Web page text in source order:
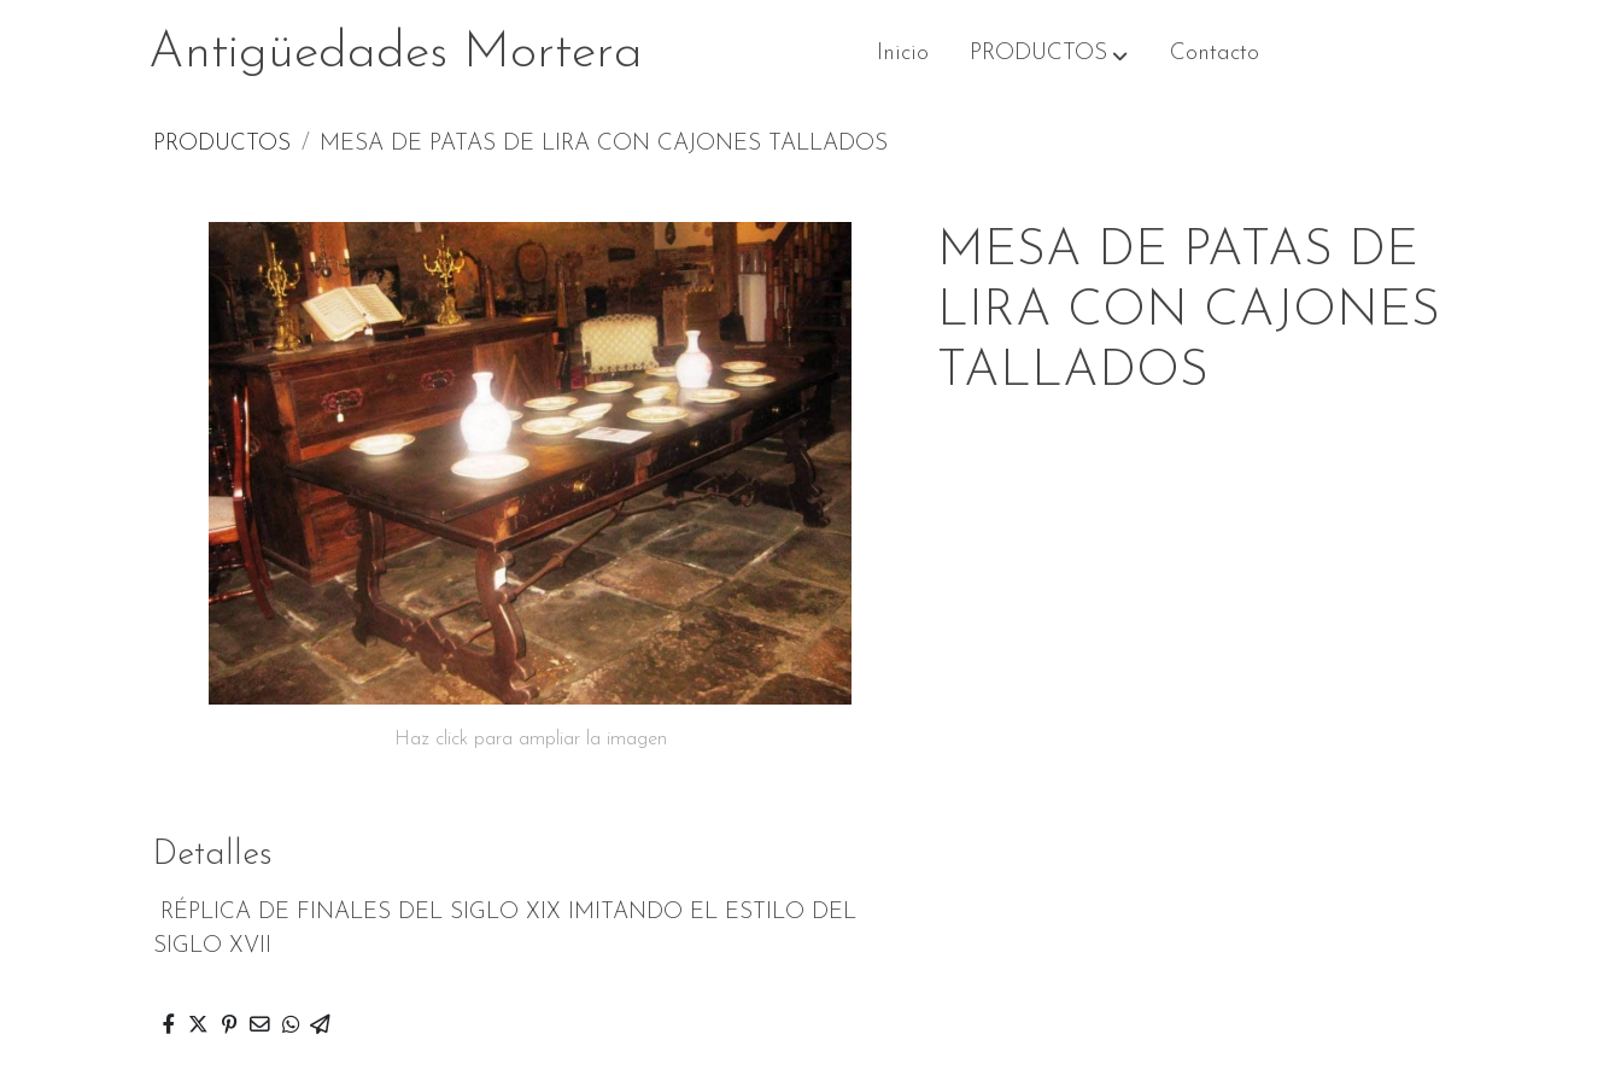
Antigüedades Mortera Inicio PRODUCTOS Contacto
PRODUCTOS MESA DE PATAS DE LIRA CON CAJONES TALLADOS
Haz click para ampliar la imagen
Detalles
RÉPLICA DE FINALES DEL SIGLO XIX IMITANDO EL ESTILO DEL
SIGLO XVII
MESA DE PATAS DE
LIRA CON CAJONES
TALLADOS